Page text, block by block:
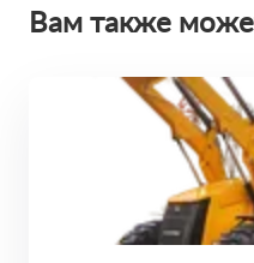
Вам также